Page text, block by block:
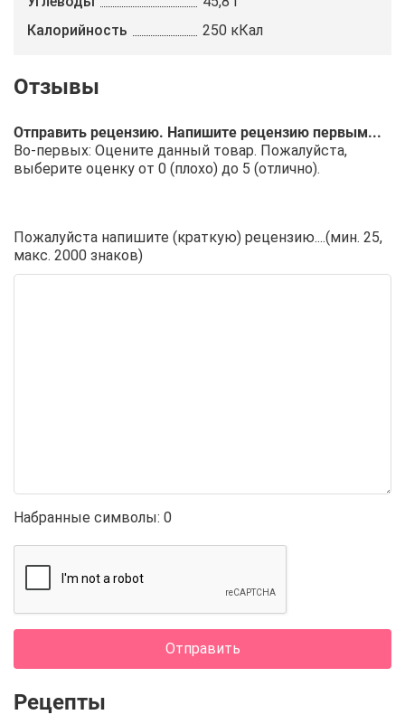
Калорийность
250 кКал
Отправить рецензию. Напишите рецензию первым...
Во-первых: Оцените данный товар. Пожалуйста,
выберите оценку от 0 (плохо) до 5 (отлично).
Пожалуйста напишите (краткую) рецензию....(мин. 25,
макс. 2000 знаков)
Набранные символы: 0
Отправить